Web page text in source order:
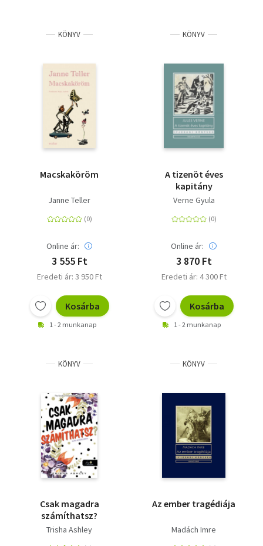
KÖNYV
Macskaköröm
Janne Teller
Online ár:
3 555 Ft
Eredeti ár: 3 950 Ft
Kosárba
1 - 2 munkanap
KÖNYV
A tizenöt éves
kapitány
Verne Gyula
Online ár:
3 870 Ft
Eredeti ár: 4 300 Ft
Kosárba
1 - 2 munkanap
KÖNYV
Csak magadra
számíthatsz?
Trisha Ashley
KÖNYV
Az ember tragédiája
Madách Imre